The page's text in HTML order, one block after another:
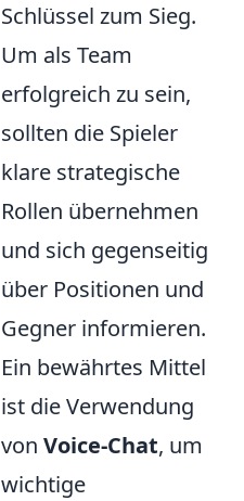
Schlüssel zum Sieg.
Um als Team
erfolgreich zu sein,
sollten die Spieler
klare strategische
Rollen übernehmen
und sich gegenseitig
über Positionen und
Gegner informieren.
Ein bewährtes Mittel
ist die Verwendung
von Voice-Chat, um
wichtige